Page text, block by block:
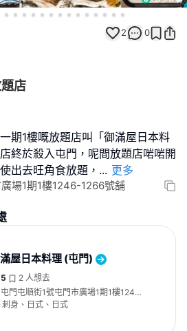
2 0
店
期1樓嘅放題店叫「御滿屋日本料
終於殺入屯門，呢間放題店啱啱開
出去旺角食放題， ... 更多
場1期1樓1246-1266號舖
屋日本料理 (屯門)
5 2 人想去
屯門屯順街1號屯門市廣場1期1樓1246-
1266號舖
刺身、日式、日式